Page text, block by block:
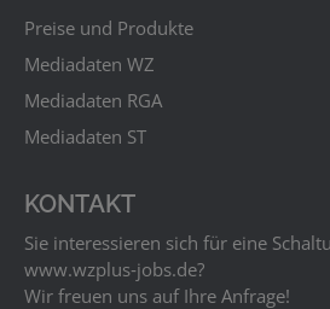
Preise und Produkte
Mediadaten WZ
Mediadaten RGA
Mediadaten ST
KONTAKT
Sie interessieren sich für eine
www.wzplus‑jobs.de?
Wir freuen uns auf Ihre Anfrage!